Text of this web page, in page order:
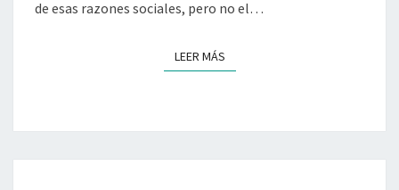
de esas razones sociales, pero no el…
LEER MÁSLEER MÁS